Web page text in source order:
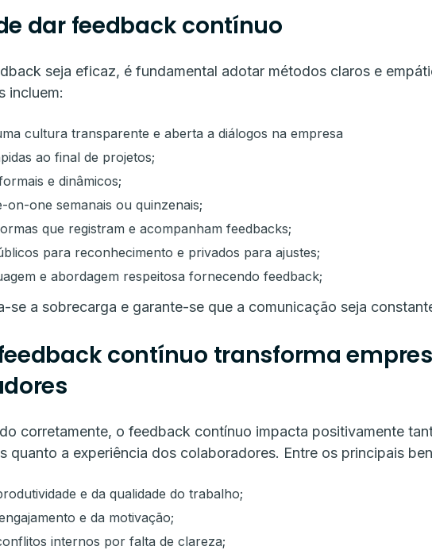
dar feedback contínuo
seja eficaz, é fundamental adotar métodos claros e
incluem:
cultura transparente e aberta a diálogos na empresa
ao final de projetos;
e dinâmicos;
on-one semanais ou quinzenais;
que registram e acompanham feedbacks;
para reconhecimento e privados para ajustes;
e abordagem respeitosa fornecendo feedback;
se a sobrecarga e garante-se que a comunicação seja
contínuo transforma
corretamente, o feedback contínuo impacta positivamente
quanto a experiência dos colaboradores. Entre os principais
e da qualidade do trabalho;
e da motivação;
internos por falta de clareza;